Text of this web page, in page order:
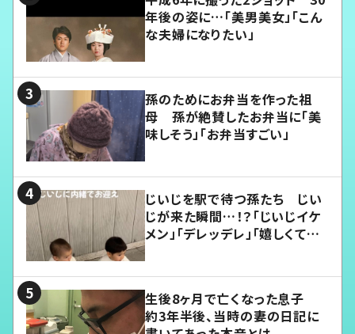
年後の姿に…「美男美女」「こん
な夫婦になりたい」
孫のためにお弁当を作った祖
母 孫が絶賛したお弁当に「美
味しそう」「お弁当すごい」
じいじを駅で待つ孫たち じい
じが来た瞬間…！？「じいじイケ
メン」「デレッデレ」「嬉しくて可
生後8ヶ月で亡くなった息子
約3年半後、当時の妻の日記に